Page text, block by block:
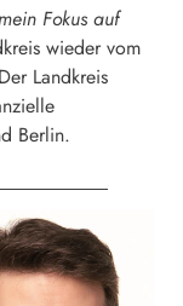
Fokus auf
wieder vom
Landkreis
Berlin.